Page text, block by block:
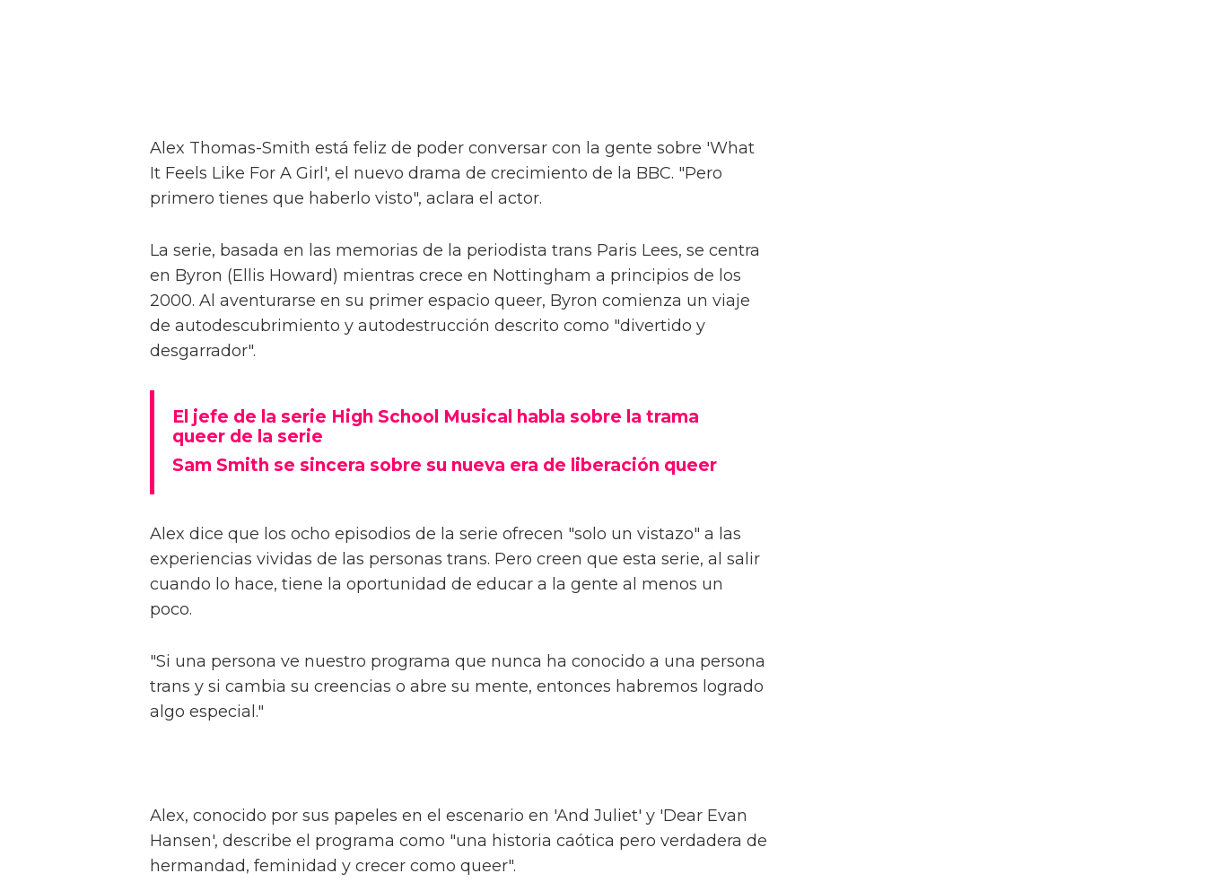
Alex Thomas-Smith está feliz de poder conversar con la gente sobre 'What
It Feels Like For A Girl', el nuevo drama de crecimiento de la BBC. "Pero
primero tienes que haberlo visto", aclara el actor.
La serie, basada en las memorias de la periodista trans Paris Lees, se centra
en Byron (Ellis Howard) mientras crece en Nottingham a principios de los
2000. Al aventurarse en su primer espacio queer, Byron comienza un viaje
de autodescubrimiento y autodestrucción descrito como "divertido y
desgarrador".
El jefe de la serie High School Musical habla sobre la trama
queer de la serie
Sam Smith se sincera sobre su nueva era de liberación queer
Alex dice que los ocho episodios de la serie ofrecen "solo un vistazo" a las
experiencias vividas de las personas trans. Pero creen que esta serie, al salir
cuando lo hace, tiene la oportunidad de educar a la gente al menos un
poco.
"Si una persona ve nuestro programa que nunca ha conocido a una persona
trans y si cambia su creencias o abre su mente, entonces habremos logrado
algo especial."